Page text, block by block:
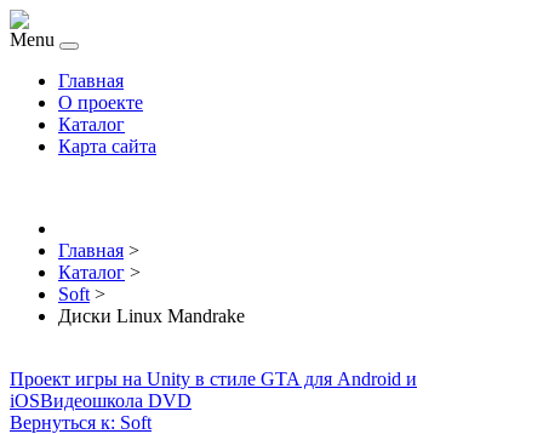
Menu
Главная
О проекте
Каталог
Карта сайта
Главная >
Каталог >
Soft >
Диски Linux Mandrake
Проект игры на Unity в стиле GTA для Android и
iOSВидеошкола DVD
Вернуться к: Soft